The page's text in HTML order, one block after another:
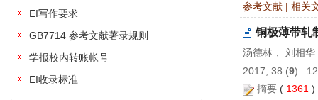
参考文献 | 相关
铜极薄带轧
汤德林， 刘相华
2017, 38 (9):
摘要 ( 1361
EI写作要求
GB7714 参考文献著录规则
学报校内转账帐号
EI收录标准